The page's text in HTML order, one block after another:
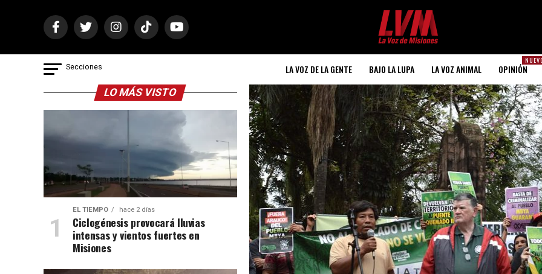
Secciones LA VOZ DE LA GENTE BAJO LA LUPA LA VOZ ANIMAL OPINIÓN
LO MÁS VISTO
EL TIEMPO hace 2 días
Ciclogénesis provocará lluvias
intensas y vientos fuertes en
Misiones